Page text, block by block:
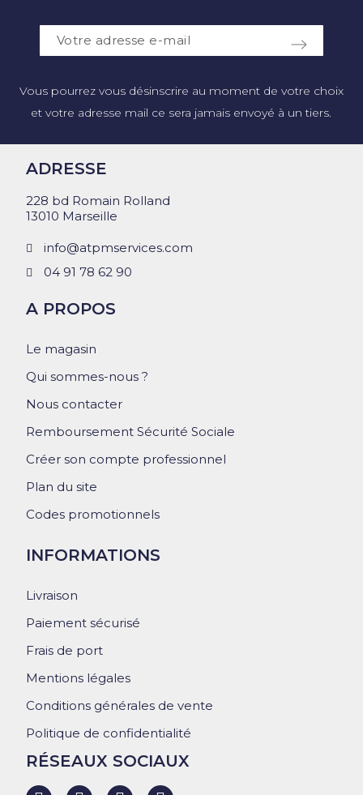
Vous pourrez vous désinscrire au moment de votre choix
et votre adresse mail ce sera jamais envoyé à un tiers.
ADRESSE
228 bd Romain Rolland
13010 Marseille
info@atpmservices.com
04 91 78 62 90
A PROPOS
Le magasin
Qui sommes-nous ?
Nous contacter
Remboursement Sécurité Sociale
Créer son compte professionnel
Plan du site
Codes promotionnels
INFORMATIONS
Livraison
Paiement sécurisé
Frais de port
Mentions légales
Conditions générales de vente
Politique de confidentialité
RÉSEAUX SOCIAUX